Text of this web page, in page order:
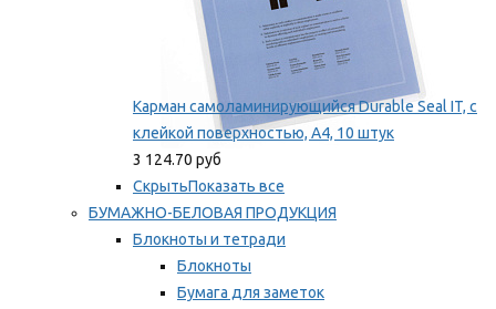
Карман самоламинирующийся Durable Seal IT, с
клейкой поверхностью, A4, 10 штук
3 124.70 руб
СкрытьПоказать все
БУМАЖНО-БЕЛОВАЯ ПРОДУКЦИЯ
Блокноты и тетради
Блокноты
Бумага для заметок